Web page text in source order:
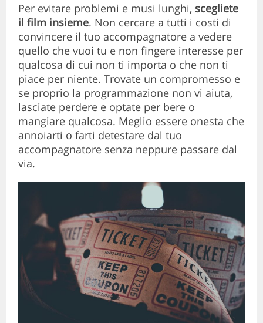
Per evitare problemi e musi lunghi, scegliete
il film insieme. Non cercare a tutti i costi di
convincere il tuo accompagnatore a vedere
quello che vuoi tu e non fingere interesse per
qualcosa di cui non ti importa o che non ti
piace per niente. Trovate un compromesso e
se proprio la programmazione non vi aiuta,
lasciate perdere e optate per bere o
mangiare qualcosa. Meglio essere onesta che
annoiarti o farti detestare dal tuo
accompagnatore senza neppure passare dal
via.